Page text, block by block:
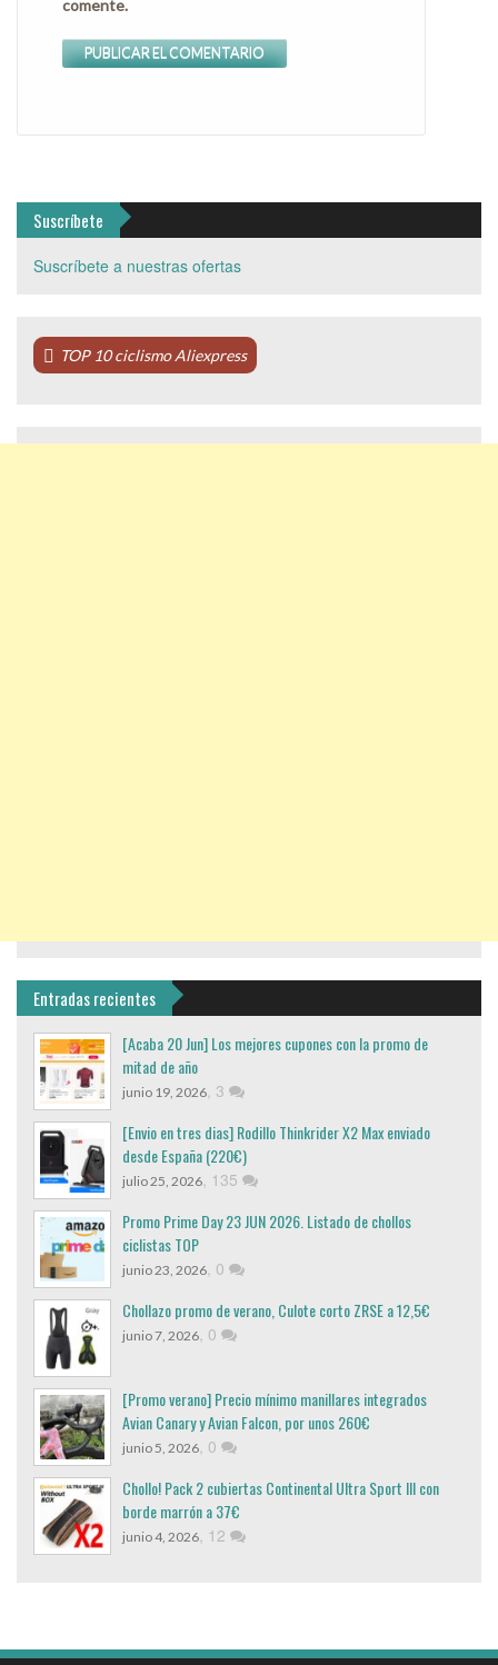
comente.
Suscríbete
Suscríbete a nuestras ofertas
TOP 10 ciclismo Aliexpress
Entradas recientes
[Acaba 20 Jun] Los mejores cupones con la promo de
mitad de año
junio 19, 2026, 3
[Envio en tres dias] Rodillo Thinkrider X2 Max enviado
desde España (220€)
julio 25, 2026, 135
Promo Prime Day 23 JUN 2026. Listado de chollos
ciclistas TOP
junio 23, 2026, 0
Chollazo promo de verano, Culote corto ZRSE a 12,5€
junio 7, 2026, 0
[Promo verano] Precio mínimo manillares integrados
Avian Canary y Avian Falcon, por unos 260€
junio 5, 2026, 0
Chollo! Pack 2 cubiertas Continental Ultra Sport III con
borde marrón a 37€
junio 4, 2026, 12